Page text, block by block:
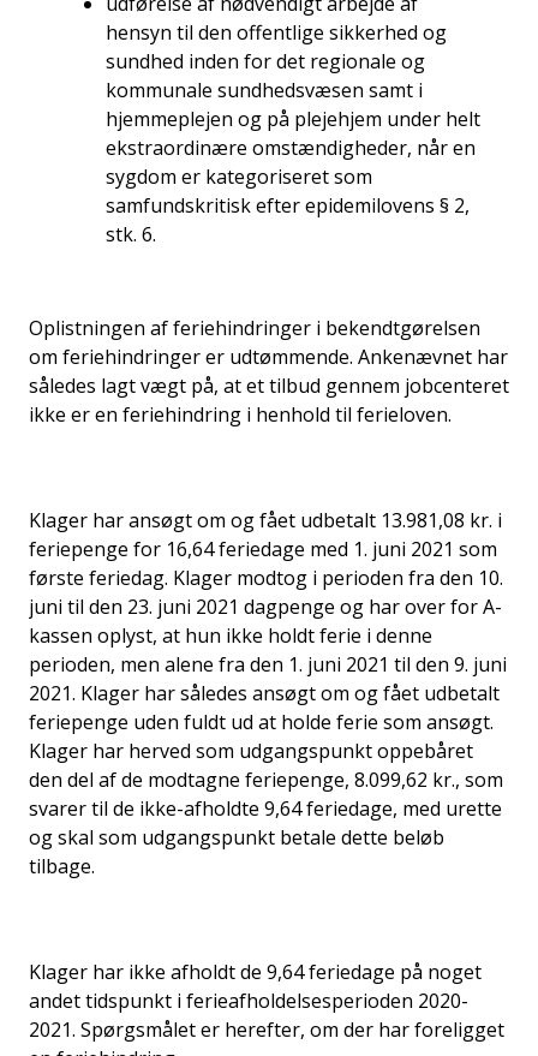
hensyn til den offentlige sikkerhed og
sundhed inden for det regionale og
kommunale sundhedsvæsen samt i
hjemmeplejen og på plejehjem under helt
ekstraordinære omstændigheder, når en
sygdom er kategoriseret som
samfundskritisk efter epidemilovens § 2,
stk. 6.
Oplistningen af feriehindringer i bekendtgørelsen
om feriehindringer er udtømmende. Ankenævnet har
således lagt vægt på, at et tilbud gennem jobcenteret
ikke er en feriehindring i henhold til ferieloven.
Klager har ansøgt om og fået udbetalt 13.981,08 kr. i
feriepenge for 16,64 feriedage med 1. juni 2021 som
første feriedag. Klager modtog i perioden fra den 10.
juni til den 23. juni 2021 dagpenge og har over for A-
kassen oplyst, at hun ikke holdt ferie i denne
perioden, men alene fra den 1. juni 2021 til den 9. juni
2021. Klager har således ansøgt om og fået udbetalt
feriepenge uden fuldt ud at holde ferie som ansøgt.
Klager har herved som udgangspunkt oppebåret
den del af de modtagne feriepenge, 8.099,62 kr., som
svarer til de ikke-afholdte 9,64 feriedage, med urette
og skal som udgangspunkt betale dette beløb
tilbage.
Klager har ikke afholdt de 9,64 feriedage på noget
andet tidspunkt i ferieafholdelsesperioden 2020-
2021. Spørgsmålet er herefter, om der har foreligget